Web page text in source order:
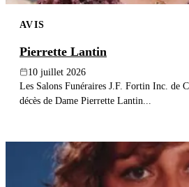
AVIS
Pierrette Lantin
10 juillet 2026
Les Salons Funéraires J.F. Fortin Inc. de
décès de Dame Pierrette Lantin...